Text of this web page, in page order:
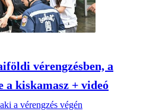
vérengzésben, a
a kiskamasz + videó
a vérengzés végén